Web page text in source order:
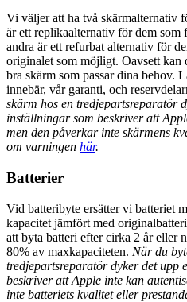
Vi väljer att ha två skärmalternativ
är ett replikaalternativ för dem
andra är ett refurbat alternativ för
originalet som möjligt. Oavsett kan
bra skärm som passar dina behov.
innebär, vår garanti, och
skärm hos en tredjepartsreparatör
inställningar som beskriver att
men den påverkar inte skärmens
om varningen här.
Batterier
Vid batteribyte ersätter vi batteriet
kapacitet jämfört med
att byta batteri efter cirka 2 år eller
80% av maxkapaciteten. När du
tredjepartsreparatör dyker det upp
beskriver att Apple inte kan
inte batteriets kvalitet eller